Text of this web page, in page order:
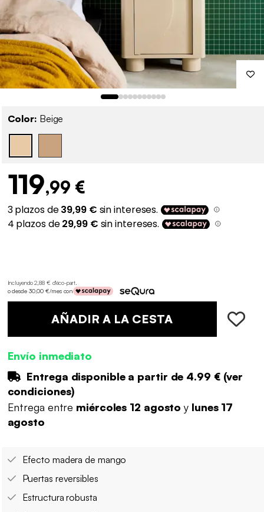
Color: Beige
119,99 €
Incluyendo 2,88 € d'éco-part.
o desde 30,00 €/mes con
AÑADIR A LA CESTA
Envío inmediato
Entrega disponible a partir de 4.99 €(ver
condiciones)
Entrega entre miércoles 12 agostoy lunes 17
agosto
Efecto madera de mango
Puertas reversibles
Estructura robusta